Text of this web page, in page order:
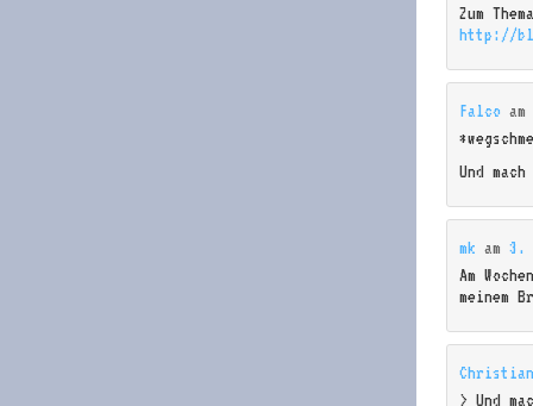
Zum
http://
Falco am
Und
mk am 3.
Am
meinem
> Und